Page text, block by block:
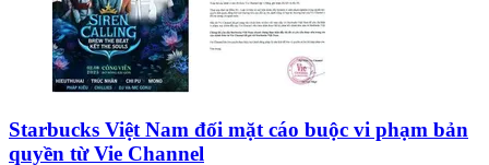
Starbucks Việt Nam đối mặt cáo buộc vi phạm bản
quyền từ Vie Channel